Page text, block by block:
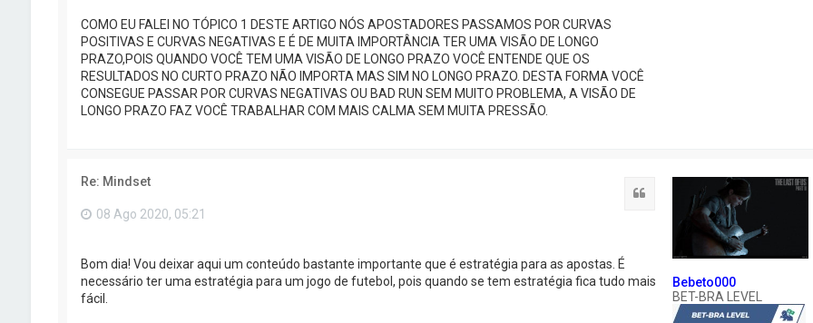
COMO EU FALEI NO TÓPICO 1 DESTE ARTIGO NÓS APOSTADORES PASSAMOS POR CURVAS
POSITIVAS E CURVAS NEGATIVAS E É DE MUITA IMPORTÂNCIA TER UMA VISÃO DE LONGO
PRAZO,POIS QUANDO VOCÊ TEM UMA VISÃO DE LONGO PRAZO VOCÊ ENTENDE QUE OS
RESULTADOS NO CURTO PRAZO NÃO IMPORTA MAS SIM NO LONGO PRAZO. DESTA FORMA VOCÊ
CONSEGUE PASSAR POR CURVAS NEGATIVAS OU BAD RUN SEM MUITO PROBLEMA, A VISÃO DE
LONGO PRAZO FAZ VOCÊ TRABALHAR COM MAIS CALMA SEM MUITA PRESSÃO.
Bebeto000
BET-BRA LEVEL
Re: Mindset
08 Ago 2020, 05:21
Bom dia! Vou deixar aqui um conteúdo bastante importante que é estratégia para as apostas. É
necessário ter uma estratégia para um jogo de futebol, pois quando se tem estratégia fica tudo mais
fácil.